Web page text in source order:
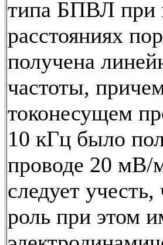
типа БПВЛ при
расстояниях
получена
частоты,
токонесущем
10 кГц было
проводе 20 мВ/
следует
роль при этом